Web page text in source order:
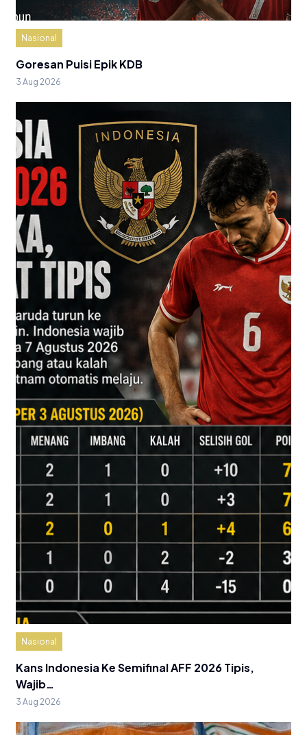
Nasional
Goresan Puisi Epik KDB
3 Aug 2026
Nasional
Kans Indonesia Ke Semifinal AFF 2026 Tipis,
Wajib…
3 Aug 2026